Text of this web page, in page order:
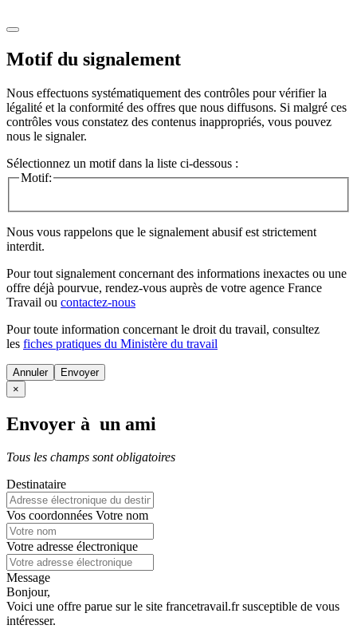
Motif du signalement
Nous effectuons systématiquement des contrôles pour vérifier la
légalité et la conformité des offres que nous diffusons. Si malgré ces
contrôles vous constatez des contenus inappropriés, vous pouvez
nous le signaler.
Sélectionnez un motif dans la liste ci-dessous :
Motif:
Nous vous rappelons que le signalement abusif est strictement
interdit.
Pour tout signalement concernant des informations inexactes ou une
offre déjà pourvue, rendez-vous auprès de votre agence France
Travail ou contactez-nous
Pour toute information concernant le droit du travail, consultez
les fiches pratiques du Ministère du travail
Annuler
×
Envoyer à un ami
Tous les champs sont obligatoires
Destinataire
Vos coordonnées Votre nom
Votre adresse électronique
Message
Bonjour,
Voici une offre parue sur le site francetravail.fr susceptible de vous
intéresser.